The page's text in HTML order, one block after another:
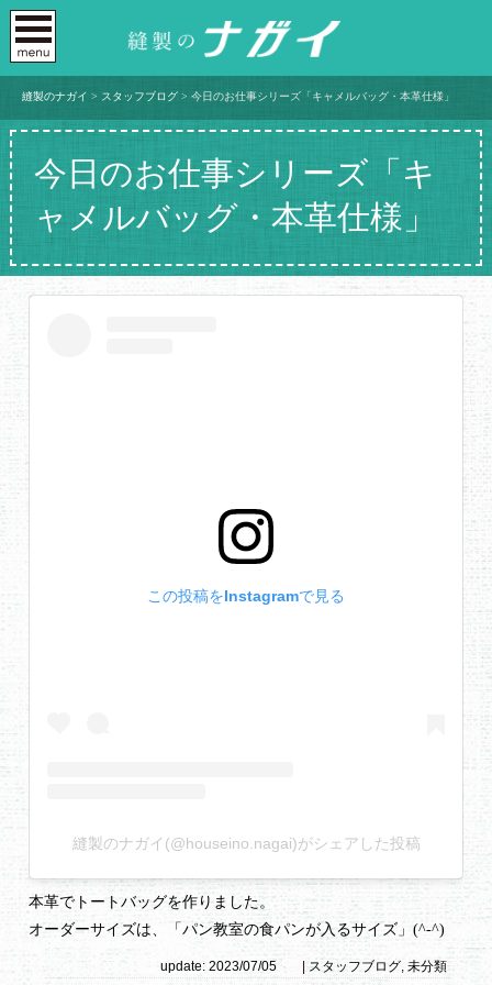
縫製のナガイ > スタッフブログ > 今日のお仕事シリーズ「キャメルバッグ・本革仕様」
今日のお仕事シリーズ「キ
ャメルバッグ・本革仕様」
この投稿をInstagramで見る
縫製のナガイ(@houseino.nagai)がシェアした投稿
本革でトートバッグを作りました。
オーダーサイズは、「パン教室の食パンが入るサイズ」(^-^)
update: 2023/07/05 | スタッフブログ ,未分類